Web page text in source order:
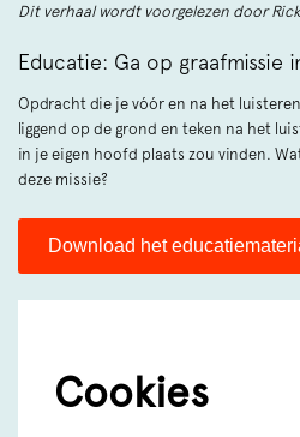
Dit verhaal wordt voorgelezen door
Educatie: Ga op graafmissie
Opdracht die je vóór en na het
liggend op de grond en teken na het
in je eigen hoofd plaats zou vinden.
deze missie?
Download het
Cookies